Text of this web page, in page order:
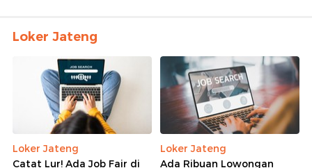
Loker Jateng
Loker Jateng
Catat Lur! Ada Job Fair di
Loker Jateng
Ada Ribuan Lowongan